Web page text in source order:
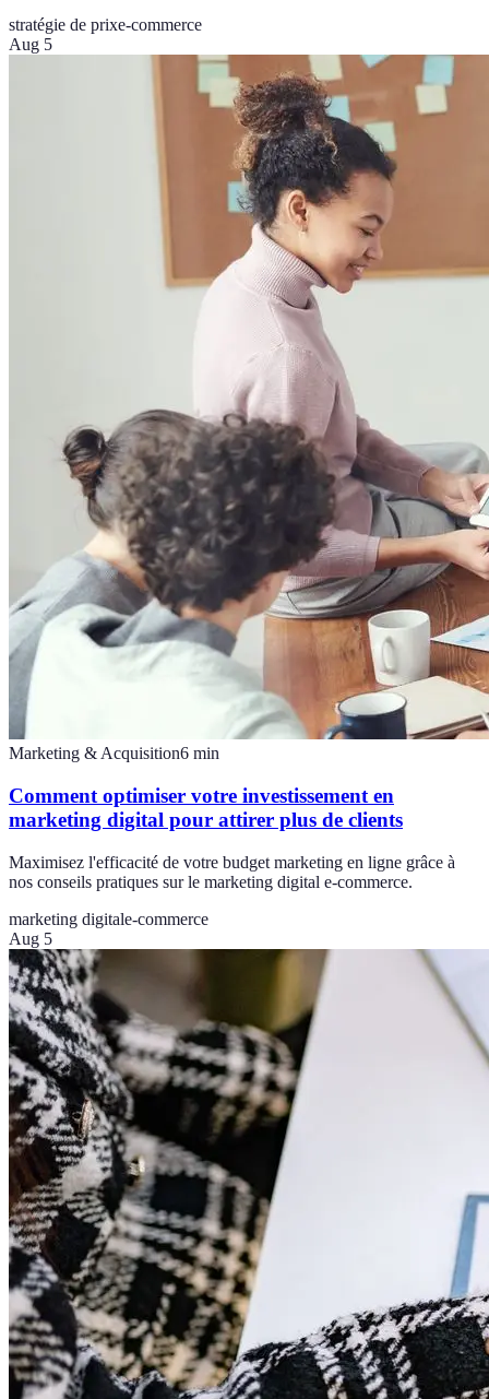
stratégie de prixe-commerce
Aug 5
Marketing & Acquisition6 min
Comment optimiser votre investissement en
marketing digital pour attirer plus de clients
Maximisez l'efficacité de votre budget marketing en ligne grâce à
nos conseils pratiques sur le marketing digital e-commerce.
marketing digitale-commerce
Aug 5